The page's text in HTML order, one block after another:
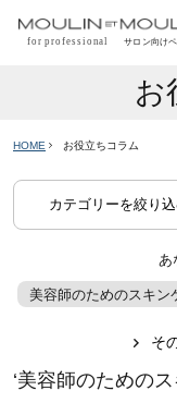
お
HOME お役立ちコラム
あ
美容師のためのスキン
そ
‘美容師のための